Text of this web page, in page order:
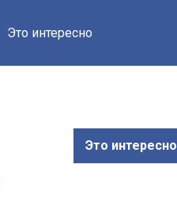
Это интересно
Это интересно